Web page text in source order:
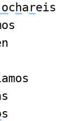
chareis
s